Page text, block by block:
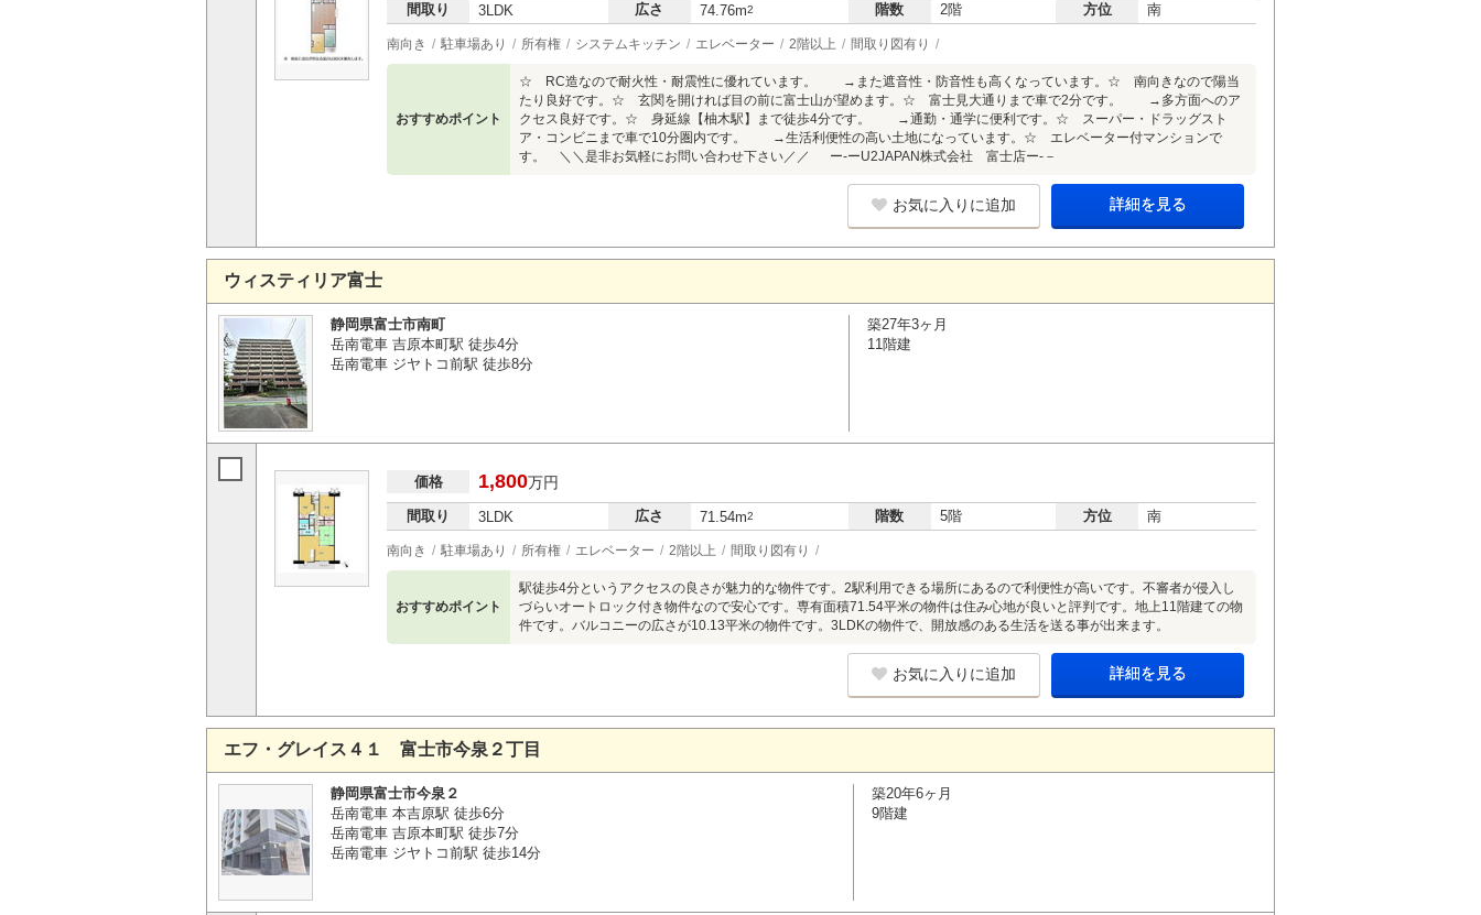
間取り 3LDK 広さ 74.76m2 階数 2階 方位 南
南向き 駐車場あり 所有権 システムキッチン エレベーター 2階以上 間取り図有り
おすすめポイント
☆ RC造なので耐火性・耐震性に優れています。 →また遮音性・防音性も高くなっています。☆ 南向きなので陽当
たり良好です。☆ 玄関を開ければ目の前に富士山が望めます。☆ 富士見大通りまで車で2分です。 →多方面へのア
クセス良好です。☆ 身延線【柚木駅】まで徒歩4分です。 →通勤・通学に便利です。☆ スーパー・ドラッグスト
ア・コンビニまで車で10分圏内です。 →生活利便性の高い土地になっています。☆ エレベーター付マンションで
す。 ＼＼是非お気軽にお問い合わせ下さい／／ ー-ーU2JAPAN株式会社 富士店ー-－
お気に入りに追加 詳細を見る
ウィスティリア富士
静岡県富士市南町
岳南電車 吉原本町駅 徒歩4分
岳南電車 ジヤトコ前駅 徒歩8分
築27年3ヶ月
11階建
価格 1,800万円
間取り 3LDK 広さ 71.54m2 階数 5階 方位 南
南向き 駐車場あり 所有権 エレベーター 2階以上 間取り図有り
おすすめポイント
駅徒歩4分というアクセスの良さが魅力的な物件です。2駅利用できる場所にあるので利便性が高いです。不審者が侵入し
づらいオートロック付き物件なので安心です。専有面積71.54平米の物件は住み心地が良いと評判です。地上11階建ての物
件です。バルコニーの広さが10.13平米の物件です。3LDKの物件で、開放感のある生活を送る事が出来ます。
お気に入りに追加 詳細を見る
エフ・グレイス４１ 富士市今泉２丁目
静岡県富士市今泉２
岳南電車 本吉原駅 徒歩6分
岳南電車 吉原本町駅 徒歩7分
岳南電車 ジヤトコ前駅 徒歩14分
築20年6ヶ月
9階建